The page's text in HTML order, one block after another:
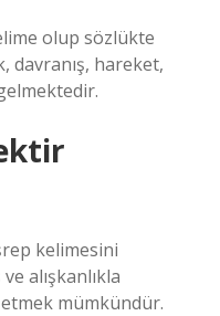
olup sözlükte
davranış, hareket,
kelimesini
alışkanlıkla
mümkündür.